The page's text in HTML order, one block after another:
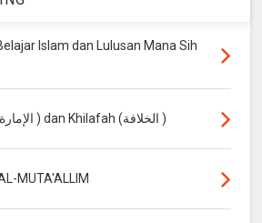
Islam dan Lulusan Mana Sih
Perbedaan Imarah (الإمارة ) dan Khilafah (الخلافة )
MUTA'ALLIM